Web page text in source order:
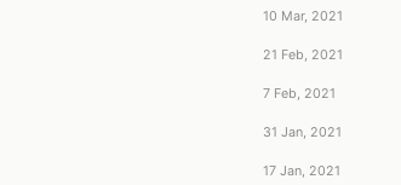
10 Mar, 2021
21 Feb, 2021
7 Feb, 2021
31 Jan, 2021
17 Jan, 2021